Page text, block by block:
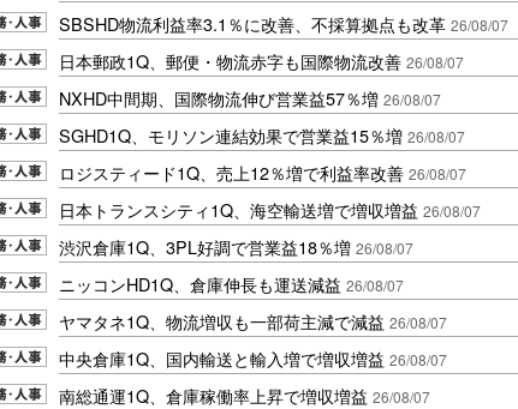
SBSHD物流利益率3.1％に改善、不採算拠点も改革 26/08/07
日本郵政1Q、郵便・物流赤字も国際物流改善 26/08/07
NXHD中間期、国際物流伸び営業益57％増 26/08/07
SGHD1Q、モリソン連結効果で営業益15％増 26/08/07
ロジスティード1Q、売上12％増で利益率改善 26/08/07
日本トランスシティ1Q、海空輸送増で増収増益 26/08/07
渋沢倉庫1Q、3PL好調で営業益18％増 26/08/07
ニッコンHD1Q、倉庫伸長も運送減益 26/08/07
ヤマタネ1Q、物流増収も一部荷主減で減益 26/08/07
中央倉庫1Q、国内輸送と輸入増で増収増益 26/08/07
南総通運1Q、倉庫稼働率上昇で増収増益 26/08/07